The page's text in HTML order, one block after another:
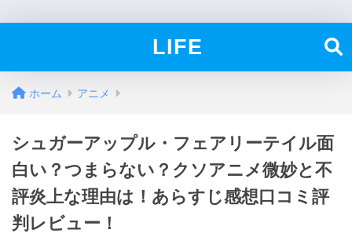
LIFE
ホーム アニメ
シュガーアップル・フェアリーテイル面
白い？つまらない？クソアニメ微妙と不
評炎上な理由は！あらすじ感想口コミ評
判レビュー！